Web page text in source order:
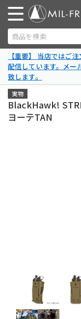
商品を検索
【重要】 当店ではご
配信しています。メー
致します。
実物
BlackHawk!
ヨーテTAN